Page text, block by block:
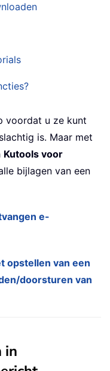
voordat u ze kunt
is. Maar met
Kutools voor
bijlagen van een
e-
opstellen van een
doorsturen van
in